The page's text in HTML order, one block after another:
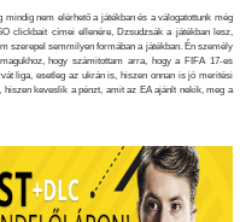
nem elérhető a játékban és a válogatottunk még
clickbait címei ellenére, Dzsudzsák a játékban lesz,
szerepel semmilyen formában a játékban. Én személy
hogy számitottam arra, hogy a FIFA 17-es
liga, esetleg az ukrán is, hiszen onnan is jó meritési
hiszen keveslik a pénzt, amit az EA ajánlt nekik, meg a